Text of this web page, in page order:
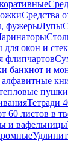
Средства
фужерыЛупы
окон и
флипчартов
банкнот и
пушки
Тетради
60 листов в
и вафельницы